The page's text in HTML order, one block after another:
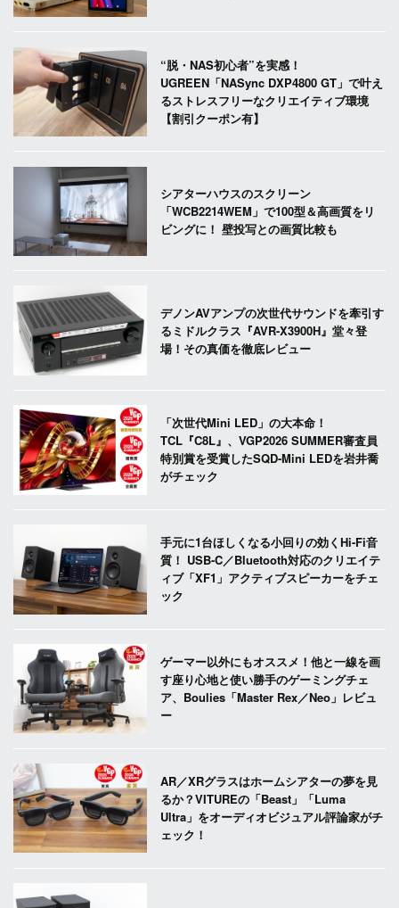
“脱・NAS初心者”を実感！
UGREEN「NASync DXP4800 GT」で叶え
るストレスフリーなクリエイティブ環境
【割引クーポン有】
シアターハウスのスクリーン
「WCB2214WEM」で100型＆高画質をリ
ビングに！ 壁投写との画質比較も
デノンAVアンプの次世代サウンドを牽引す
るミドルクラス『AVR-X3900H』堂々登
場！その真価を徹底レビュー
「次世代Mini LED」の大本命！
TCL『C8L』、VGP2026 SUMMER審査員
特別賞を受賞したSQD-Mini LEDを岩井喬
がチェック
手元に1台ほしくなる小回りの効くHi-Fi音
質！ USB-C／Bluetooth対応のクリエイテ
ィブ「XF1」アクティブスピーカーをチェ
ック
ゲーマー以外にもオススメ！他と一線を画
す座り心地と使い勝手のゲーミングチェ
ア、Boulies「Master Rex／Neo」レビュ
ー
AR／XRグラスはホームシアターの夢を見
るか？VITUREの「Beast」「Luma
Ultra」をオーディオビジュアル評論家がチ
ェック！